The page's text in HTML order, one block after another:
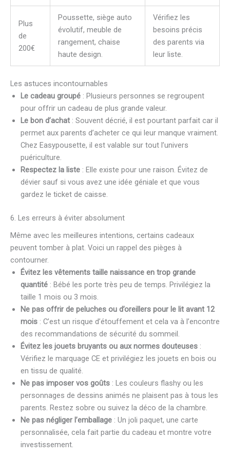
Plus
de
200€
Poussette, siège auto
évolutif, meuble de
rangement, chaise
haute design.
Vérifiez les
besoins précis
des parents via
leur liste.
Les astuces incontournables
Le cadeau groupé : Plusieurs personnes se regroupent
pour offrir un cadeau de plus grande valeur.
Le bon d’achat : Souvent décrié, il est pourtant parfait car il
permet aux parents d’acheter ce qui leur manque vraiment.
Chez Easypousette, il est valable sur tout l’univers
puériculture.
Respectez la liste : Elle existe pour une raison. Évitez de
dévier sauf si vous avez une idée géniale et que vous
gardez le ticket de caisse.
6. Les erreurs à éviter absolument
Même avec les meilleures intentions, certains cadeaux
peuvent tomber à plat. Voici un rappel des pièges à
contourner.
Évitez les vêtements taille naissance en trop grande
quantité : Bébé les porte très peu de temps. Privilégiez la
taille 1 mois ou 3 mois.
Ne pas offrir de peluches ou d’oreillers pour le lit avant 12
mois : C’est un risque d’étouffement et cela va à l’encontre
des recommandations de sécurité du sommeil.
Évitez les jouets bruyants ou aux normes douteuses :
Vérifiez le marquage CE et privilégiez les jouets en bois ou
en tissu de qualité.
Ne pas imposer vos goûts : Les couleurs flashy ou les
personnages de dessins animés ne plaisent pas à tous les
parents. Restez sobre ou suivez la déco de la chambre.
Ne pas négliger l’emballage : Un joli paquet, une carte
personnalisée, cela fait partie du cadeau et montre votre
investissement.